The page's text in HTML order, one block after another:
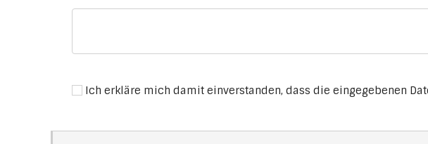
Ich erkläre mich damit einverstanden, dass die eingegebenen